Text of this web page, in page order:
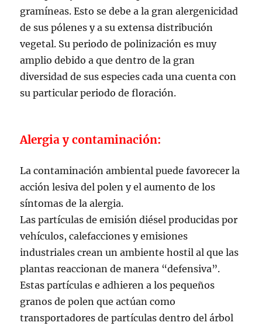
gramíneas. Esto se debe a la gran alergenicidad
de sus pólenes y a su extensa distribución
vegetal. Su periodo de polinización es muy
amplio debido a que dentro de la gran
diversidad de sus especies cada una cuenta con
su particular periodo de floración.
Alergia y contaminación:
La contaminación ambiental puede favorecer la
acción lesiva del polen y el aumento de los
síntomas de la alergia.
Las partículas de emisión diésel producidas por
vehículos, calefacciones y emisiones
industriales crean un ambiente hostil al que las
plantas reaccionan de manera “defensiva”.
Estas partículas e adhieren a los pequeños
granos de polen que actúan como
transportadores de partículas dentro del árbol